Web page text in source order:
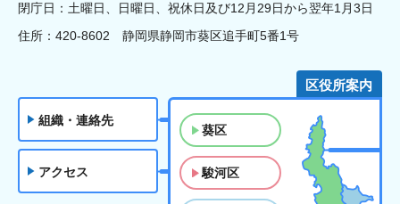
閉庁日：土曜日、日曜日、祝休日及び12月29日から翌年1月3日
住所：420-8602 静岡県静岡市葵区追手町5番1号
組織・連絡先
アクセス
区役所案内
葵区
駿河区